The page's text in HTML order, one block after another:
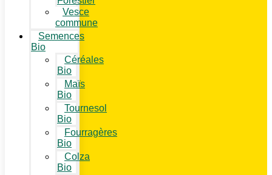
Vesce
commune
Semences
Bio
Céréales
Bio
Maïs
Bio
Tournesol
Bio
Fourragères
Bio
Colza
Bio